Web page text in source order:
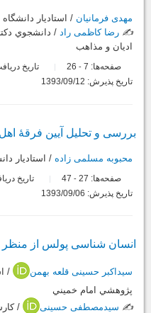
مهدی فرمانیان / استاديار
✍️ رضا کاظمی راد / دانشجوي
اديان و مذاهب
صفحه‌ها: 7
-
تاریخ دریافت: 1393/
تاریخ پذیرش: 1393/09/12
بررسی و تحلیل آیین فرقۀ
محبوبه مسلمی زاده / استاديار
صفحه‌ها: 27
-
تاریخ دریافت:
تاریخ پذیرش: 1393/09/06
انسان شناسی پولس از منظر
سیداکبر حسینی قلعه بهمن
/
پژوهشي امام خميني
✍️ سیدمصطفی حسینی
/